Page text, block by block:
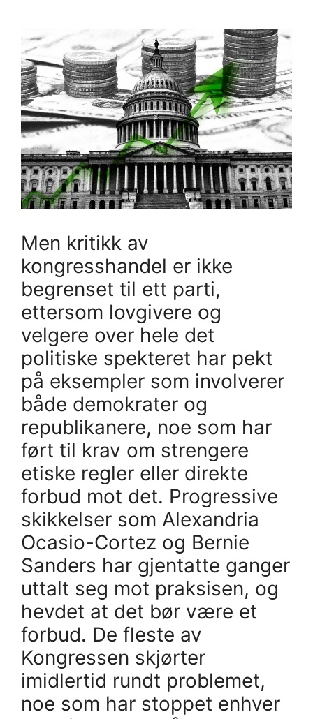
Men kritikk av
kongresshandel er ikke
begrenset til ett parti,
ettersom lovgivere og
velgere over hele det
politiske spekteret har pekt
på eksempler som involverer
både demokrater og
republikanere, noe som har
ført til krav om strengere
etiske regler eller direkte
forbud mot det. Progressive
skikkelser som Alexandria
Ocasio-Cortez og Bernie
Sanders har gjentatte ganger
uttalt seg mot praksisen, og
hevdet at det bør være et
forbud. De fleste av
Kongressen skjørter
imidlertid rundt problemet,
noe som har stoppet enhver